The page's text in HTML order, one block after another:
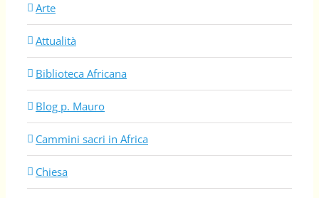
Arte
Attualità
Biblioteca Africana
Blog p. Mauro
Cammini sacri in Africa
Chiesa